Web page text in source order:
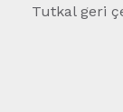
Tutkal geri